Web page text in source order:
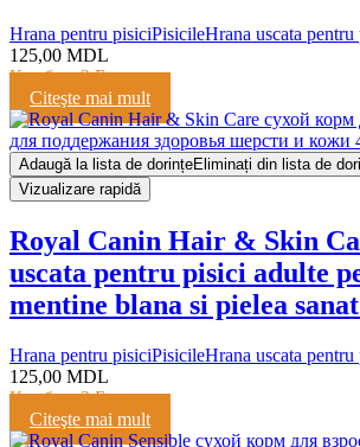
Hrana pentru pisiciPisicileHrana uscata pentru
125,00 MDL
Кешбэк:3 Балла
Citeşte mai mult
Adaugă la lista de dorințeEliminați din lista de
Vizualizare rapidă
Royal Canin Hair & Skin
uscata pentru pisici adulte
mentine blana si pielea
Hrana pentru pisiciPisicileHrana uscata pentru
125,00 MDL
Кешбэк:3 Балла
Citeşte mai mult